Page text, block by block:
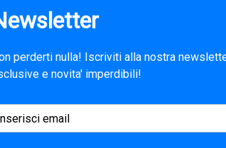
perderti nulla! Iscriviti alla nostra
e novita' imperdibili!